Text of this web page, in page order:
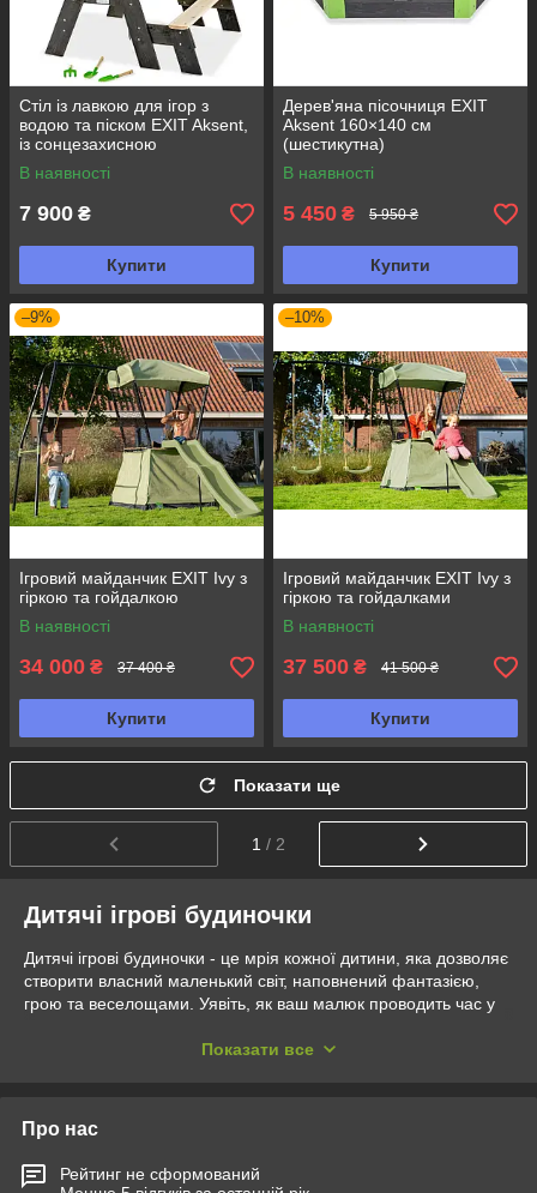
Стіл із лавкою для ігор з
водою та піском EXIT Aksent,
із сонцезахисною
парасолькою
В наявності
7 900 ₴
Купити
Дерев'яна пісочниця EXIT
Aksent 160×140 см
(шестикутна)
В наявності
5 450 ₴ 5 950 ₴
Купити
–9%
Ігровий майданчик EXIT Ivy з
гіркою та гойдалкою
В наявності
34 000 ₴ 37 400 ₴
Купити
–10%
Ігровий майданчик EXIT Ivy з
гіркою та гойдалками
В наявності
37 500 ₴ 41 500 ₴
Купити
Показати ще
1 / 2
Дитячі ігрові будиночки
Дитячі ігрові будиночки - це мрія кожної дитини, яка дозволяє
створити власний маленький світ, наповнений фантазією,
грою та веселощами. Уявіть, як ваш малюк проводить час у
запрошувати друзів. У магазині Exit-Ukraine.com.ua
та відпочинку ваших дітей. Чудовою альтернативою для
розваг у нас також у наявності, продаються за найкращими
цінами -
Показати все
Про нас
Рейтинг не сформований